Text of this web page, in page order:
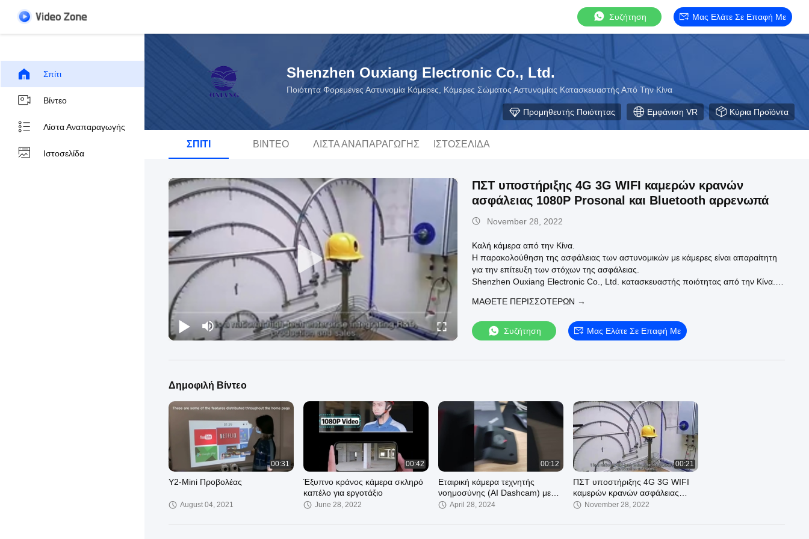
Συζήτηση Μας Ελάτε Σε Επαφή Με
Σπίτι
Βίντεο
Λίστα Αναπαραγωγής
Ιστοσελίδα
Shenzhen Ouxiang Electronic Co., Ltd.
Ποιότητα Φορεμένες Αστυνομία Κάμερες, Κάμερες Σώματος Αστυνομίας Κατασκευαστής Από Την Κίνα
Προμηθευτής Ποιότητας Εμφάνιση VR Κύρια Προϊόντα
ΣΠΊΤΙ ΒΊΝΤΕΟ ΛΊΣΤΑ ΑΝΑΠΑΡΑΓΩΓΉΣ ΙΣΤΟΣΕΛΊΔΑ
ΠΣΤ υποστήριξης 4G 3G WIFI καμερών κρανών
ασφάλειας 1080P Prosonal και Bluetooth αρρενωπά
November 28, 2022
Καλή κάμερα από την Κίνα.
Η παρακολούθηση της ασφάλειας των αστυνομικών με κάμερες είναι απαραίτητη
για την επίτευξη των στόχων της ασφάλειας.
Shenzhen Ouxiang Electronic Co., Ltd. κατασκευαστής ποιότητας από την Κίνα.
Αστυνομικές κάμερες:https://www.policeworncameras.com/supplier-
Οι κάμερες σώματος της αστυνομίας:
https://www.policeworncameras.com/supplier-police_body_cameras-300751.html
ΜΆΘΕΤΕ ΠΕΡΙΣΣΌΤΕΡΩΝ →
Συζήτηση Μας Ελάτε Σε Επαφή Με
Δημοφιλή Βίντεο
00:31
Y2-Mini Προβολέας
August 04, 2021
00:42
Έξυπνο κράνος κάμερα σκληρό
καπέλο για εργοτάξιο
June 28, 2022
00:12
Εταιρική κάμερα τεχνητής
νοημοσύνης (AI Dashcam) με
ADAS DMS 4G GPS WIFI λύση
April 28, 2024
00:21
ΠΣΤ υποστήριξης 4G 3G WIFI
καμερών κρανών ασφάλειας
1080P Prosonal και Bluetooth
November 28, 2022